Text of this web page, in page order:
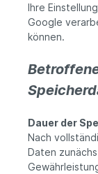
Ihre
Google
können.
Dauer der
Nach
Daten